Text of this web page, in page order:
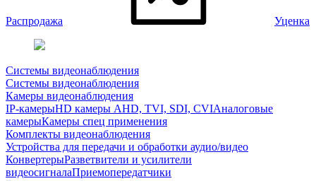
Распродажа Уценка
Системы видеонаблюдения
Системы видеонаблюдения
Камеры видеонаблюдения
IP-камерыHD камеры AHD, TVI, SDI, CVIАналоговые
камерыКамеры спец применения
Комплекты видеонаблюдения
Устройства для передачи и обработки аудио/видео
КонвертерыРазветвители и усилители
видеосигналаПриемопередатчики